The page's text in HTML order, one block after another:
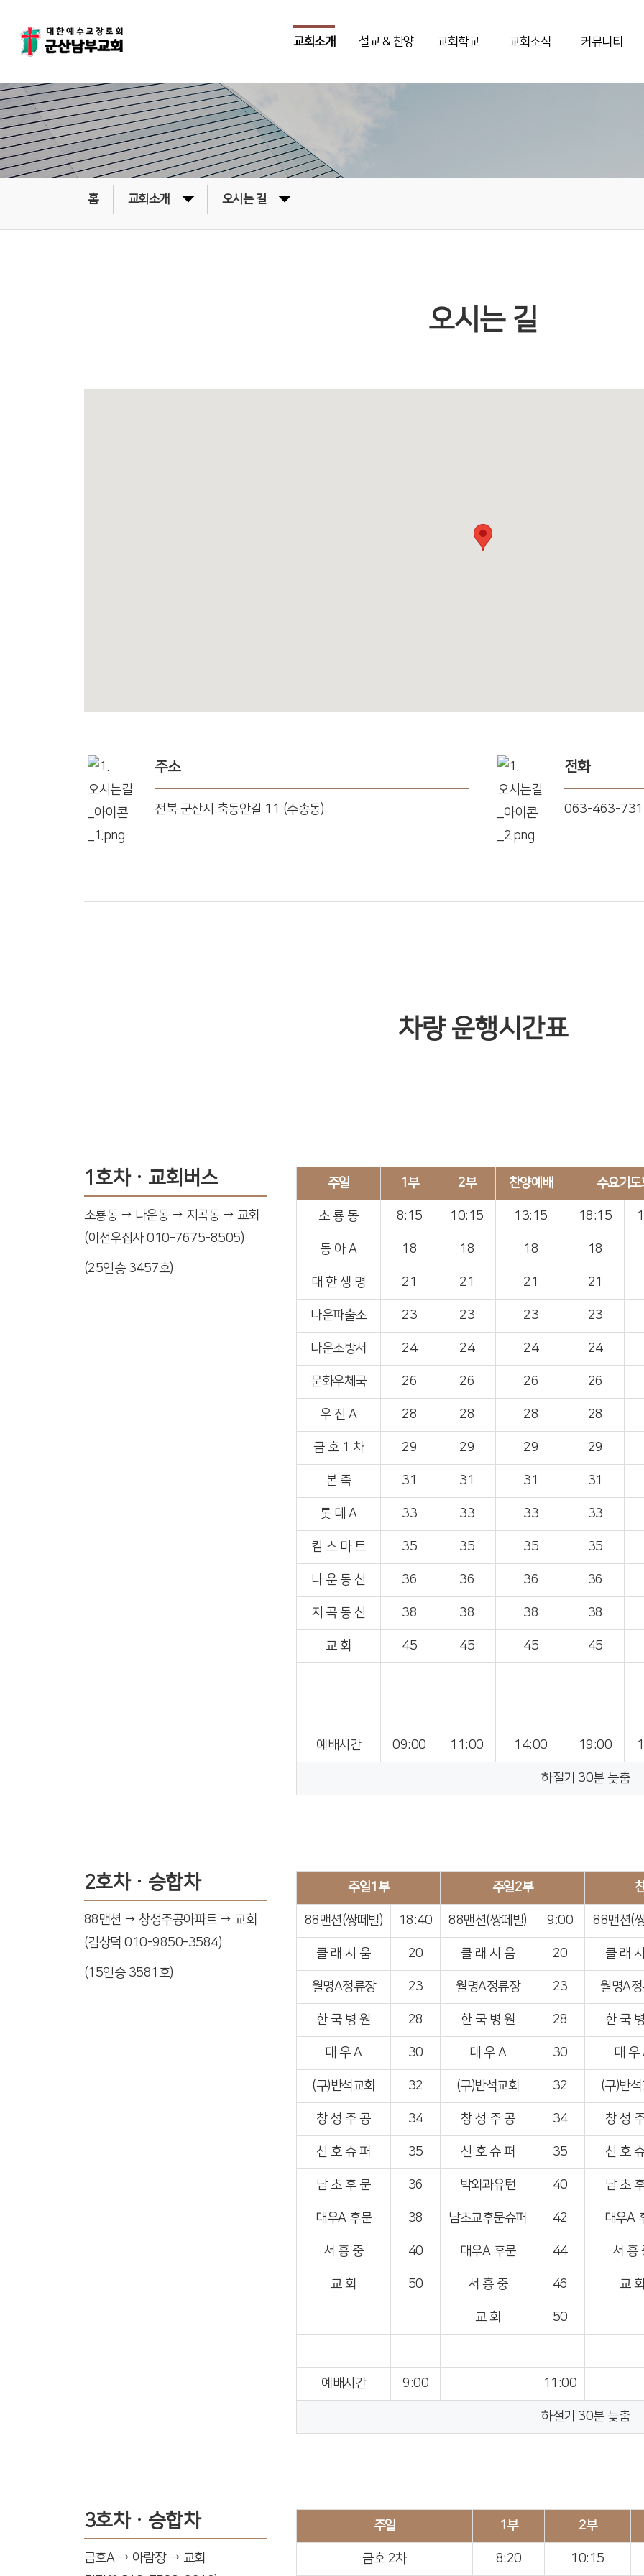
교회소개 설교 & 찬양 교회학교 교회소식 커뮤니티
홈 교회소개 오시는 길
오시는 길
주소
전북 군산시 축동안길 11 (수송동)
전화
063-463-
차량 운행시간표
1호차ㆍ교회버스
소룡동 → 나운동 → 지곡동 → 교회
(이선우집사 010-7675-8505)
(25인승 3457호)
주일 1부 2부 찬양예배 수요기도
소 룡 동 8:15 10:15 13:15 18:15
동 아 A 18 18 18 18
대 한 생 명 21 21 21 21
나운파출소 23 23 23 23
나운소방서 24 24 24 24
문화우체국 26 26 26 26
우 진 A 28 28 28 28
금 호 1 차 29 29 29 29
본 죽 31 31 31 31
롯 데 A 33 33 33 33
킴 스 마 트 35 35 35 35
나 운 동 신 36 36 36 36
지 곡 동 신 38 38 38 38
교 회 45 45 45 45
예배시간 09:00 11:00 14:00 19:00
하절기 30분 늦춤
2호차ㆍ승합차
88맨션 → 창성주공아파트 → 교회
(김상덕 010-9850-3584)
(15인승 3581호)
주일1부 주일2부
88맨션(쌍떼빌) 18:40 88맨션(쌍떼빌) 9:00 88맨션(
클 래 시 움 20 클 래 시 움 20 클 래
월명A정류장 23 월명A정류장 23 월명A
한 국 병 원 28 한 국 병 원 28 한 국
대 우 A 30 대 우 A 30 대 우
(구)반석교회 32 (구)반석교회 32 (구)반
창 성 주 공 34 창 성 주 공 34 창 성
신 호 슈 퍼 35 신 호 슈 퍼 35 신 호
남 초 후 문 36 박외과유턴 40 남 초
대우A 후문 38 남초교후문슈퍼 42 대우A
서 흥 중 40 대우A 후문 44 서 흥
교 회 50 서 흥 중 46 교
교 회 50
예배시간 9:00 11:00
하절기 30분 늦춤
3호차ㆍ승합차
금호A → 아람장 → 교회
주일 1부 2부
금호 2차 8:20 10:15